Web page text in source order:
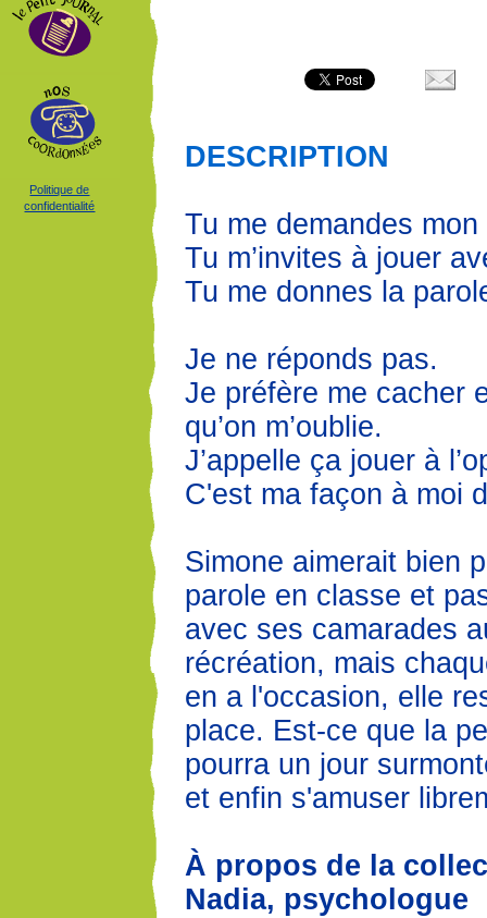
Politique de
confidentialité
DESCRIPTION
Tu me demandes mon
Tu m’invites à jouer
Tu me donnes la
Je ne réponds pas.
Je préfère me cacher
qu’on m’oublie.
J’appelle ça jouer à
C'est ma façon à moi
Simone aimerait bien
parole en classe et
avec ses camarades
récréation, mais
en a l'occasion, elle
place. Est-ce que la
pourra un jour
et enfin s'amuser
À propos de la
Nadia, psychologue